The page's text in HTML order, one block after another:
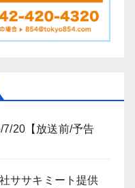
20【放送前/予告
サキミート提供